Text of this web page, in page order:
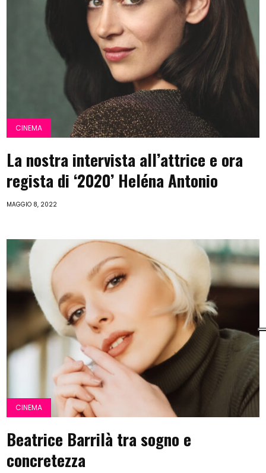
CINEMA
La nostra intervista all’attrice e ora
regista di ‘2020’ Heléna Antonio
MAGGIO 8, 2022
CINEMA
Beatrice Barrilà tra sogno e
concretezza